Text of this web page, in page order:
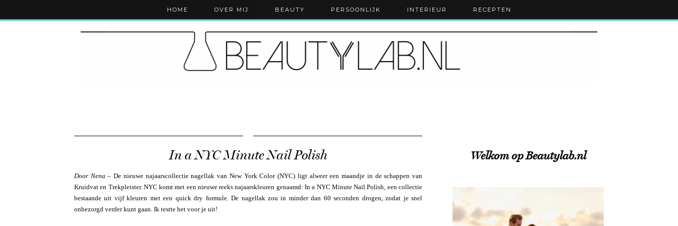
HOME OVER MIJ BEAUTY PERSOONLIJK INTERIEUR RECEPTEN
In a NYC Minute Nail Polish
Door Nena – De nieuwe najaarscollectie nagellak van New York Color (NYC) ligt alweer een maandje in de schappen van
Kruidvat en Trekpleister. NYC komt met een nieuwe reeks najaarskleuren genaamd: In a NYC Minute Nail Polish, een collectie
bestaande uit vijf kleuren met een quick dry formule. De nagellak zou in minder dan 60 seconden drogen, zodat je snel
onbezorgd verder kunt gaan. Ik testte het voor je uit!
Welkom op Beautylab.nl